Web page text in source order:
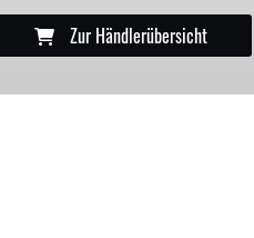
Zur Händlerübersicht